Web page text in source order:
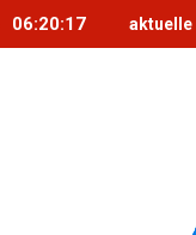
06:20:18 aktuelle